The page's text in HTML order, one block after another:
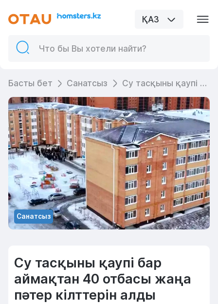
ҚАЗ
Басты бет Санатсыз Су тасқыны қаупі бар аймақтан 40 отбасы жаңа пәтер кілттерін алды
Санатсыз
Су тасқыны қаупі бар
аймақтан 40 отбасы жаңа
пәтер кілттерін алды